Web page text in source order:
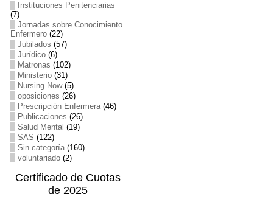
Instituciones Penitenciarias
(7)
Jornadas sobre Conocimiento
Enfermero(22)
Jubilados (57)
Jurídico(6)
Matronas (102)
Ministerio(31)
Nursing Now(5)
oposiciones (26)
Prescripción Enfermera(46)
Publicaciones (26)
Salud Mental (19)
SAS (122)
Sin categoría(160)
voluntariado(2)
Certificado de Cuotas
de 2025